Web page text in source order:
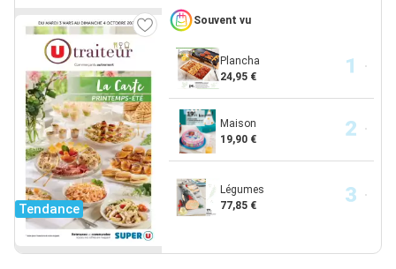
Tendance
Souvent vu
Plancha
24,95 €
Maison
19,90 €
Légumes
77,85 €